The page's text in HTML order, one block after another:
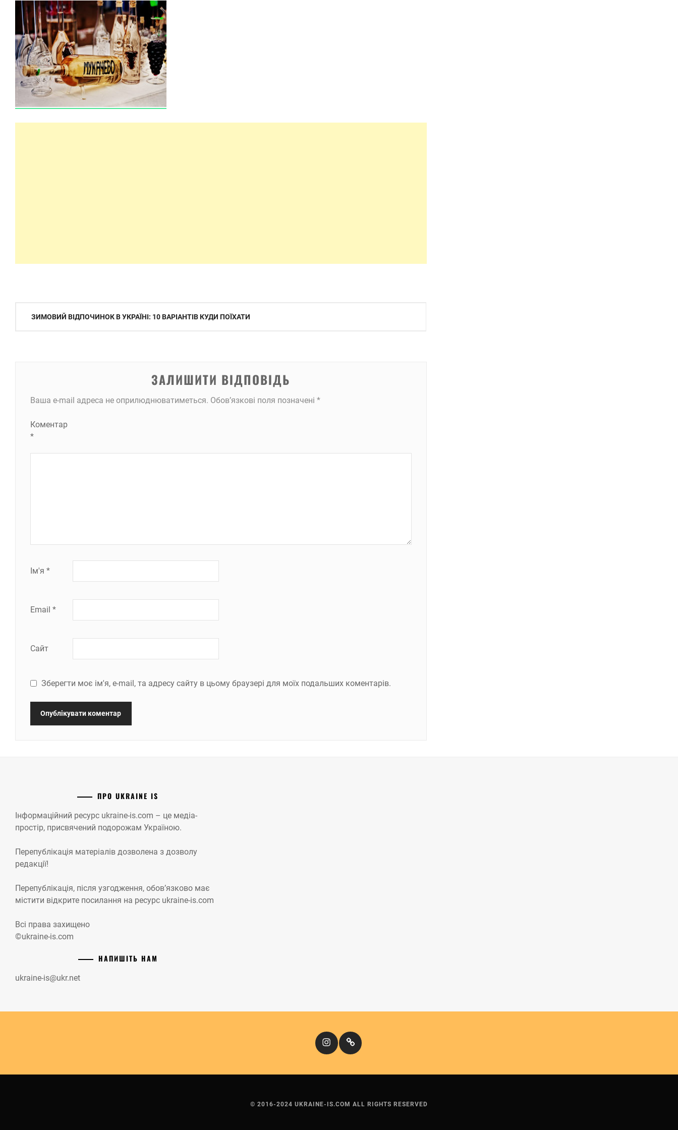
Навігація
ЗИМОВИЙ ВІДПОЧИНОК В УКРАЇНІ: 10 ВАРІАНТІВ КУДИ ПОЇХАТИ
ЗАЛИШИТИ ВІДПОВІДЬ
Ваша e-mail адреса не оприлюднюватиметься. Обов’язкові поля позначені *
Коментар
*
Ім'я *
Email *
Сайт
Зберегти моє ім'я, e-mail, та адресу сайту в цьому браузері для моїх подальших коментарів.
ПРО UKRAINE IS
Інформаційний ресурс ukraine-is.com – це медіа-
простір, присвячений подорожам Україною.
Перепублікація матеріалів дозволена з дозволу
редакції!
Перепублікація, після узгодження, обов’язково має
містити відкрите посилання на ресурс ukraine-is.com
Всі права захищено
©ukraine-is.com
НАПИШІТЬ НАМ
ukraine-is@ukr.net
InstagramКіномандри
© 2016-2024 UKRAINE-IS.COM ALL RIGHTS RESERVED